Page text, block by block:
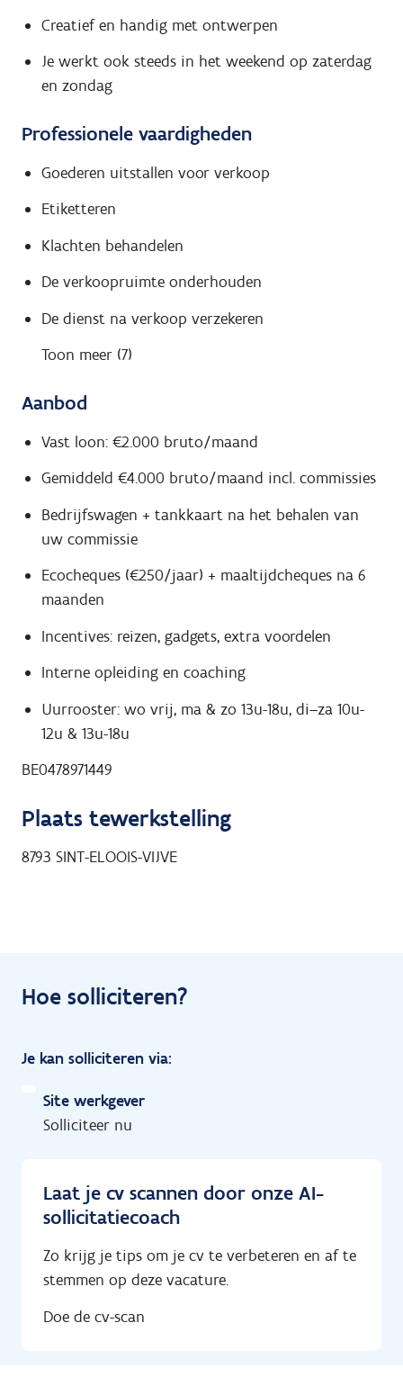
Creatief en handig met ontwerpen
Je werkt ook steeds in het weekend op zaterdag
en zondag
Professionele vaardigheden
Goederen uitstallen voor verkoop
Etiketteren
Klachten behandelen
De verkoopruimte onderhouden
De dienst na verkoop verzekeren
Toon meer (7)
Aanbod
Vast loon: €2.000 bruto/maand
Gemiddeld €4.000 bruto/maand incl. commissies
Bedrijfswagen + tankkaart na het behalen van
uw commissie
Ecocheques (€250/jaar) + maaltijdcheques na 6
maanden
Incentives: reizen, gadgets, extra voordelen
Interne opleiding en coaching
Uurrooster: wo vrij, ma & zo 13u-18u, di–za 10u-
12u & 13u-18u
BE0478971449
Plaats tewerkstelling
8793 SINT-ELOOIS-VIJVE
Hoe solliciteren?
Je kan solliciteren via:
Site werkgever
Solliciteer nu
Laat je cv scannen door onze AI-
sollicitatiecoach
Zo krijg je tips om je cv te verbeteren en af te
stemmen op deze vacature.
Doe de cv-scan